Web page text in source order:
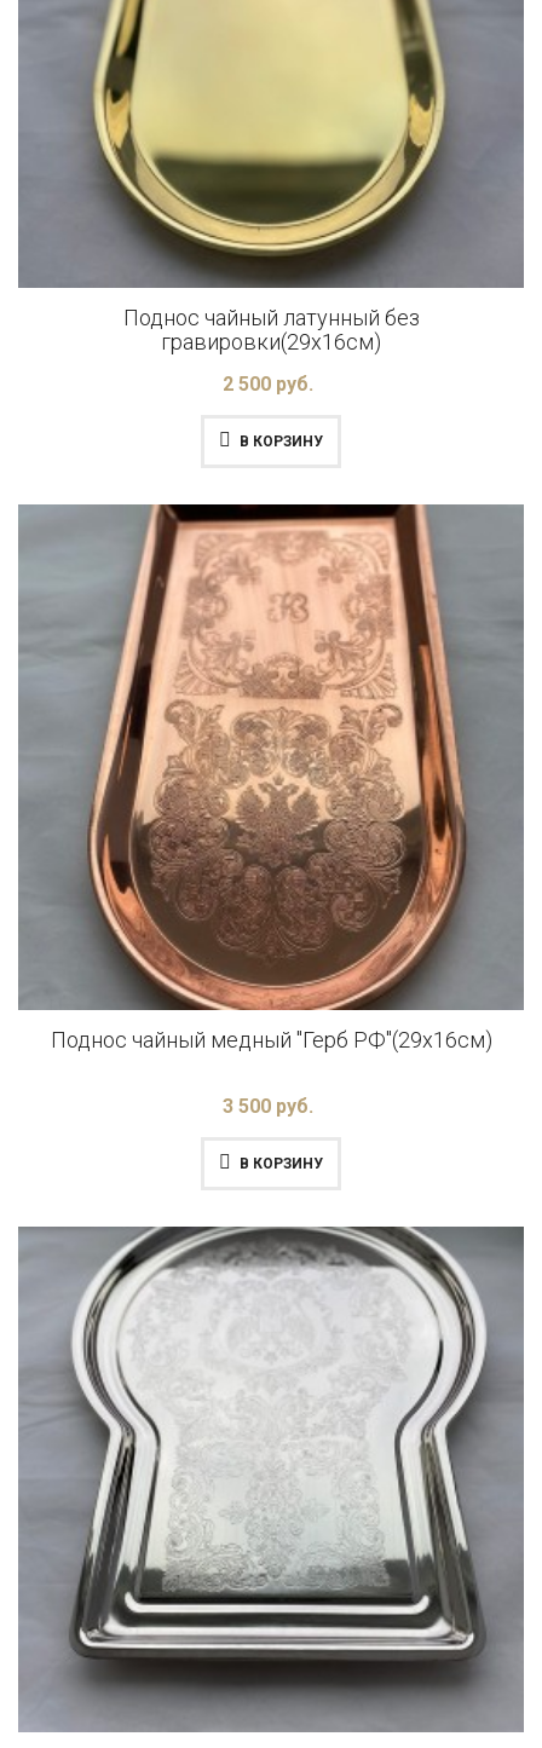
Поднос чайный латунный без
гравировки(29x16см)
2 500 руб.
В КОРЗИНУ
Поднос чайный медный "Герб РФ"(29x16см)
3 500 руб.
В КОРЗИНУ